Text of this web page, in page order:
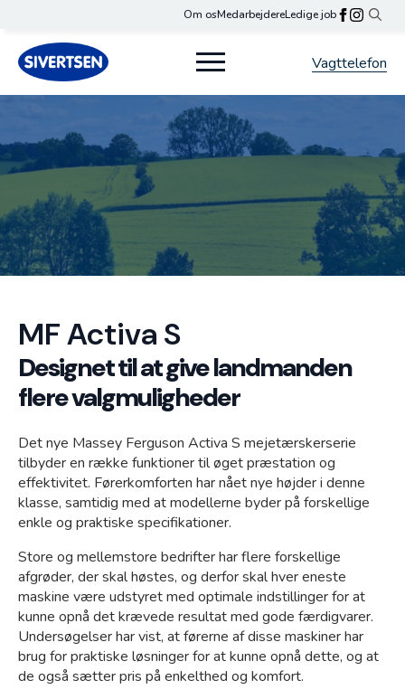
Om osMedarbejdereLedige job
for:
Sivertsen shop
Kramp
Vagttelefon
MF Activa S
Designet til at give landmanden
flere valgmuligheder
Det nye Massey Ferguson Activa S mejetærskerserie
tilbyder en række funktioner til øget præstation og
effektivitet. Førerkomforten har nået nye højder i denne
klasse, samtidig med at modellerne byder på forskellige
enkle og praktiske specifikationer.
Store og mellemstore bedrifter har flere forskellige
afgrøder, der skal høstes, og derfor skal hver eneste
maskine være udstyret med optimale indstillinger for at
kunne opnå det krævede resultat med gode færdigvarer.
Undersøgelser har vist, at førerne af disse maskiner har
brug for praktiske løsninger for at kunne opnå dette, og at
de også sætter pris på enkelthed og komfort.